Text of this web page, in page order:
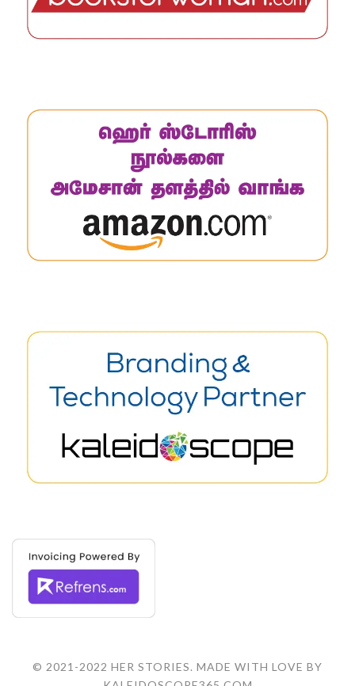
© 2021-2022 HER STORIES. MADE WITH LOVE BY